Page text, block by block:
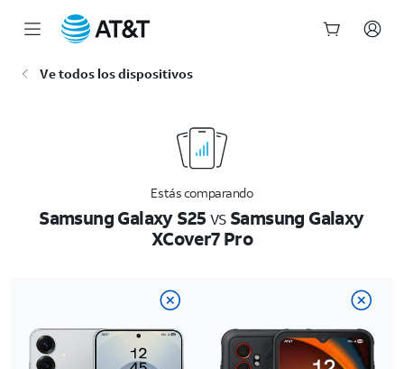
Ve todos los dispositivos
Estás comparando
Samsung Galaxy S25vsSamsung Galaxy
XCover7 Pro